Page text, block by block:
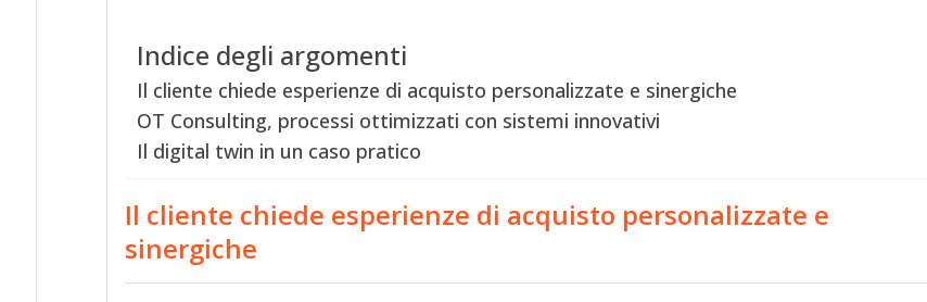
Indice degli argomenti
Il cliente chiede esperienze di acquisto personalizzate e sinergiche
OT Consulting, processi ottimizzati con sistemi innovativi
Il digital twin in un caso pratico
Il cliente chiede esperienze di acquisto personalizzate e
sinergiche